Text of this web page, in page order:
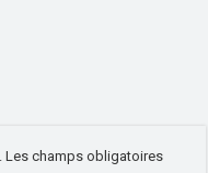
Les champs obligatoires